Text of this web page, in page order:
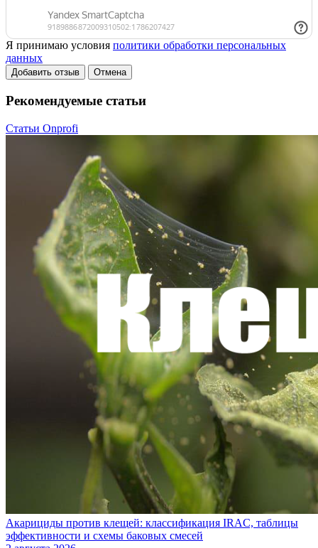
Я принимаю условия политики обработки персональных
данных
Добавить отзыв Отмена
Рекомендуемые статьи
Статьи Onprofi
Акарициды против клещей: классификация IRAC, таблицы
эффективности и схемы баковых смесей